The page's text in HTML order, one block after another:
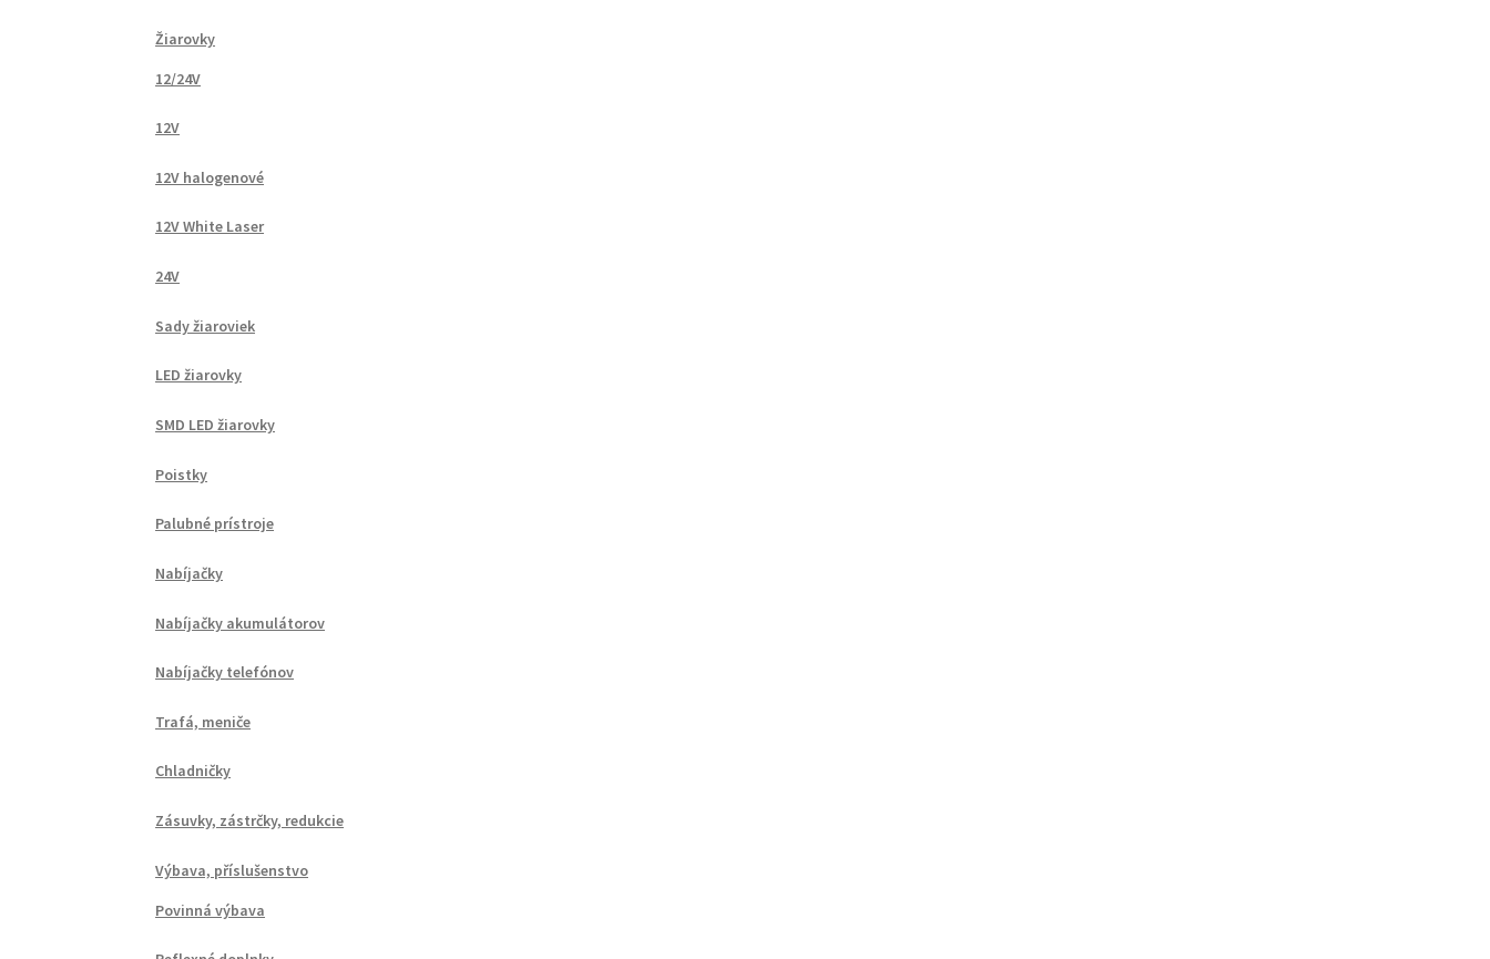
Žiarovky
12/24V
12V
12V halogenové
12V White Laser
24V
Sady žiaroviek
LED žiarovky
SMD LED žiarovky
Poistky
Palubné prístroje
Nabíjačky
Nabíjačky akumulátorov
Nabíjačky telefónov
Trafá, meniče
Chladničky
Zásuvky, zástrčky, redukcie
Výbava, příslušenstvo
Povinná výbava